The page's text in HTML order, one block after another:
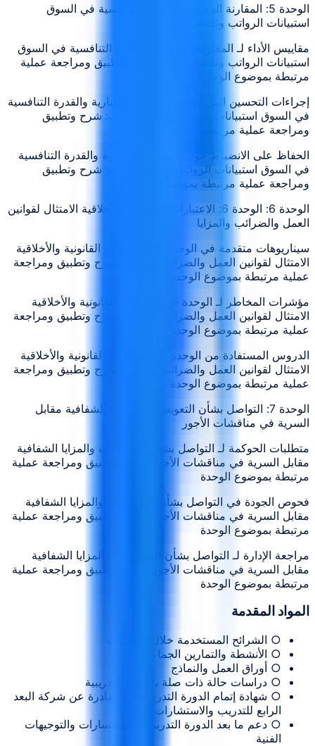
الوحدة 5: المقارنة المعيارية والقدرة التنافسية في السوق
استبيانات الرواتب وتفسير بيانات
مقاييس الأداء لـ المقارنة المعيارية والقدرة التنافسية في السوق
استبيانات الرواتب وتفسير بيانات: شرح وتطبيق ومراجعة عملية
مرتبطة بموضوع الوحدة
إجراءات التحسين المرتبطة بـ المقارنة المعيارية والقدرة التنافسية
في السوق استبيانات الرواتب وتفسير بيانات: شرح وتطبيق
ومراجعة عملية مرتبطة بموضوع الوحدة
الحفاظ على الانضباط حول المقارنة المعيارية والقدرة التنافسية
في السوق استبيانات الرواتب وتفسير بيانات: شرح وتطبيق
ومراجعة عملية مرتبطة بموضوع الوحدة
الوحدة 6: الوحدة 6: الاعتبارات القانونية والأخلاقية الامتثال لقوانين
العمل والضرائب والمزايا
سيناريوهات متقدمة في الوحدة 6: الاعتبارات القانونية والأخلاقية
الامتثال لقوانين العمل والضرائب والمزايا: شرح وتطبيق ومراجعة
عملية مرتبطة بموضوع الوحدة
مؤشرات المخاطر لـ الوحدة 6: الاعتبارات القانونية والأخلاقية
الامتثال لقوانين العمل والضرائب والمزايا: شرح وتطبيق ومراجعة
عملية مرتبطة بموضوع الوحدة
الدروس المستفادة من الوحدة 6: الاعتبارات القانونية والأخلاقية
الامتثال لقوانين العمل والضرائب والمزايا: شرح وتطبيق ومراجعة
عملية مرتبطة بموضوع الوحدة
الوحدة 7: التواصل بشأن التعويضات والمزايا الشفافية مقابل
السرية في مناقشات الأجور
متطلبات الحوكمة لـ التواصل بشأن التعويضات والمزايا الشفافية
مقابل السرية في مناقشات الأجور: شرح وتطبيق ومراجعة عملية
مرتبطة بموضوع الوحدة
فحوص الجودة في التواصل بشأن التعويضات والمزايا الشفافية
مقابل السرية في مناقشات الأجور: شرح وتطبيق ومراجعة عملية
مرتبطة بموضوع الوحدة
مراجعة الإدارة لـ التواصل بشأن التعويضات والمزايا الشفافية
مقابل السرية في مناقشات الأجور: شرح وتطبيق ومراجعة عملية
مرتبطة بموضوع الوحدة
المواد المقدمة
○ الشرائح المستخدمة خلال الجلسات
○ الأنشطة والتمارين الجماعية
○ أوراق العمل والنماذج
○ دراسات حالة ذات صلة بالدورة التدريبية
○ شهادة إتمام الدورة التدريبية 4D صادرة عن شركة البعد
الرابع للتدريب والاستشارات
○ دعم ما بعد الدورة التدريبية للاستفسارات والتوجيهات
الفنية